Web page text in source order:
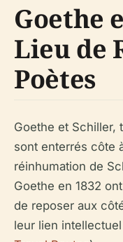
Goethe
Lieu de
Poètes
Goethe et Schiller,
sont enterrés côte
réinhumation de
Goethe en 1832
de reposer aux
leur lien